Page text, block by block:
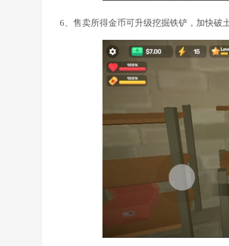
6、售卖所得金币可升级挖掘铁铲，加快破